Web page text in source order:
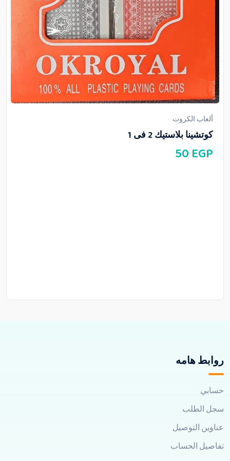
ألعاب الكروت
كوتشينا بلاستيك 2 فى 1
50 EGP
روابط هامه
حسابي
سجل الطلب
عناوين التوصيل
تفاصيل الحساب